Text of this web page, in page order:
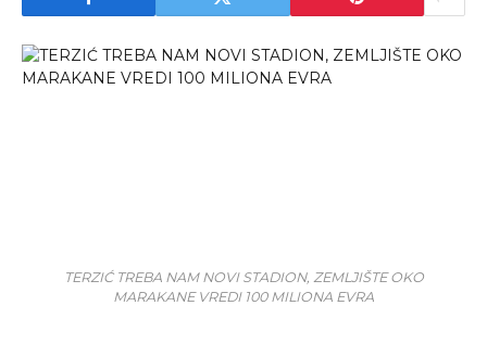
TERZIĆ TREBA NAM NOVI STADION, ZEMLJIŠTE OKO
MARAKANE VREDI 100 MILIONA EVRA